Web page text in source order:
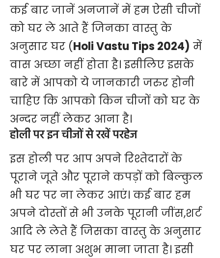
कई बार जानें अनजानें में हम ऐसी चीजों
को घर ले आते हैं जिनका वास्तु के
अनुसार घर (Holi Vastu Tips 2024) में
वास अच्छा नहीं होता है। इसीलिए इसके
बारे में आपको ये जानकारी जरुर होनी
चाहिए कि आपको किन चीजों को घर के
अन्दर नहीं लेकर आना है।
होली पर इन चीजों से रखें परहेज
इस होली पर आप अपने रिश्तेदारों के
पूराने जूते और पूराने कपड़ों को बिल्कुल
भी घर पर ना लेकर आएं। कई बार हम
अपने दोस्तों से भी उनके पूरानी जींस,शर्ट
आदि ले लेते हैं जिसका वास्तु के अनुसार
घर पर लाना अशुभ माना जाता है। इसी